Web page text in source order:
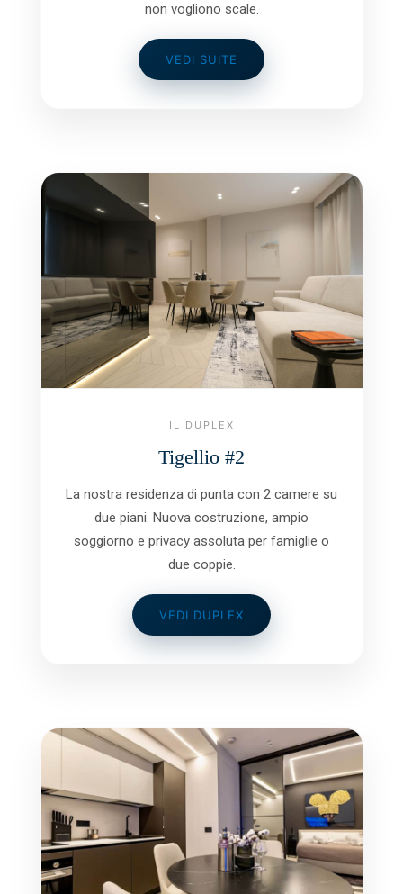
non vogliono scale.
VEDI SUITE
IL DUPLEX
Tigellio #2
La nostra residenza di punta con 2 camere su
due piani. Nuova costruzione, ampio
soggiorno e privacy assoluta per famiglie o
due coppie.
VEDI DUPLEX